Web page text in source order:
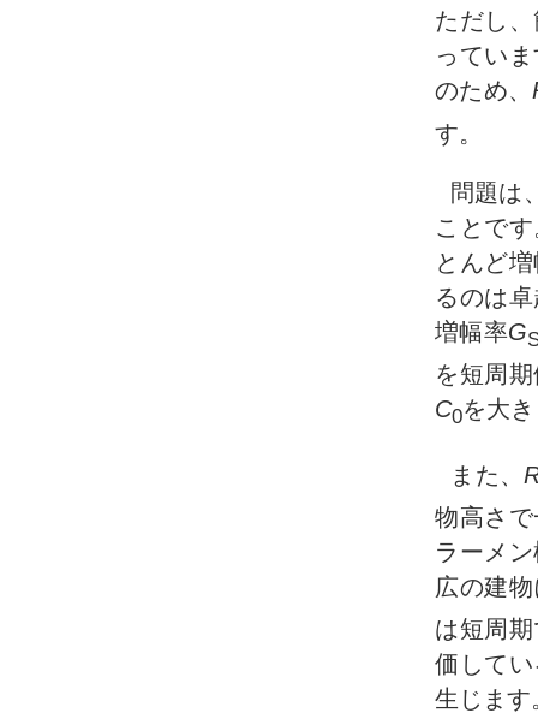
ただし
ってい
のため、
す。
問題は
ことで
とんど
るのは
増幅率G
を短周
C0を大
また、
物高さ
ラーメ
広の建
は短周
価して
生じます